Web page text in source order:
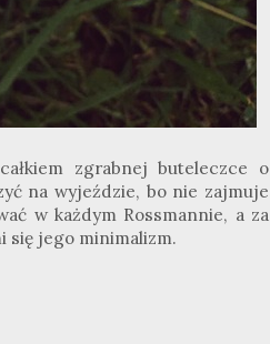
zgrabnej buteleczce o
na wyjeździe, bo nie zajmuje
w każdym Rossmannie, a za
się jego minimalizm.